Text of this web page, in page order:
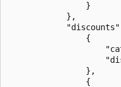
                }
            },
                {
                },
                {